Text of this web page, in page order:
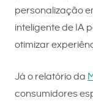
personalização
inteligente de IA
otimizar
Já o relatório da
consumidores